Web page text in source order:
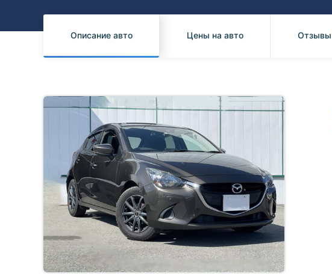
Subaru
Описание авто Цены на авто Отзывы